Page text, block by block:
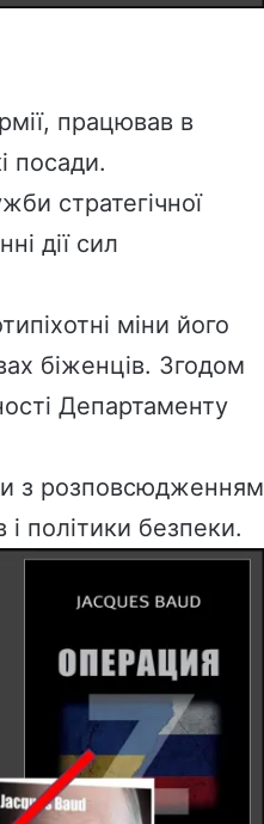
працював в
посади.
стратегічної
дії сил
міни його
біженців. Згодом
Департаменту
з розповсюдженням
і політики безпеки.